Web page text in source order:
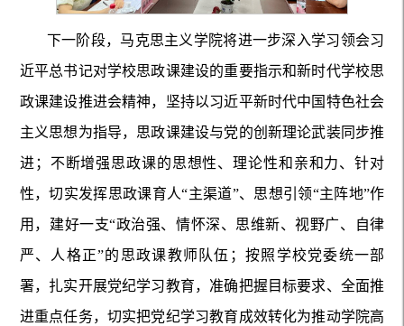
下一阶段，马克思主义学院将进一步深入学习领会习
近平总书记对学校思政课建设的重要指示和新时代学校思
政课建设推进会精神，坚持以习近平新时代中国特色社会
主义思想为指导，思政课建设与党的创新理论武装同步推
进；不断增强思政课的思想性、理论性和亲和力、针对
性，切实发挥思政课育人“主渠道”、思想引领“主阵地”作
用，建好一支“政治强、情怀深、思维新、视野广、自律
严、人格正”的思政课教师队伍；按照学校党委统一部
署，扎实开展党纪学习教育，准确把握目标要求、全面推
进重点任务，切实把党纪学习教育成效转化为推动学院高